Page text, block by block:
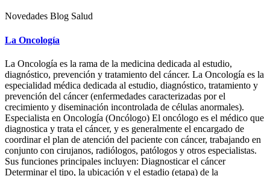
Novedades Blog Salud
La Oncología
La Oncología es la rama de la medicina dedicada al estudio,
diagnóstico, prevención y tratamiento del cáncer. La Oncología es la
especialidad médica dedicada al estudio, diagnóstico, tratamiento y
prevención del cáncer (enfermedades caracterizadas por el
crecimiento y diseminación incontrolada de células anormales).
Especialista en Oncología (Oncólogo) El oncólogo es el médico que
diagnostica y trata el cáncer, y es generalmente el encargado de
coordinar el plan de atención del paciente con cáncer, trabajando en
conjunto con cirujanos, radiólogos, patólogos y otros especialistas.
Sus funciones principales incluyen: Diagnosticar el cáncer
Determinar el tipo, la ubicación y el estadio (etapa) de la